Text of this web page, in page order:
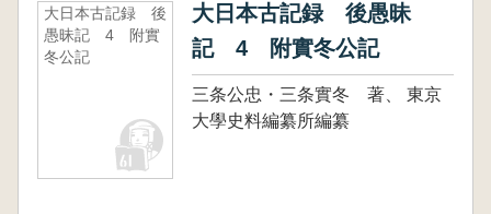
大日本古記録 後
愚昧記 4 附實
冬公記
大日本古記録 後愚昧
記 4 附實冬公記
三条公忠・三条實冬 著、 東京
大學史料編纂所編纂